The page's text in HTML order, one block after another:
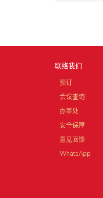
联络我们
预订
会议查询
办事处
安全保障
意见回馈
WhatsApp